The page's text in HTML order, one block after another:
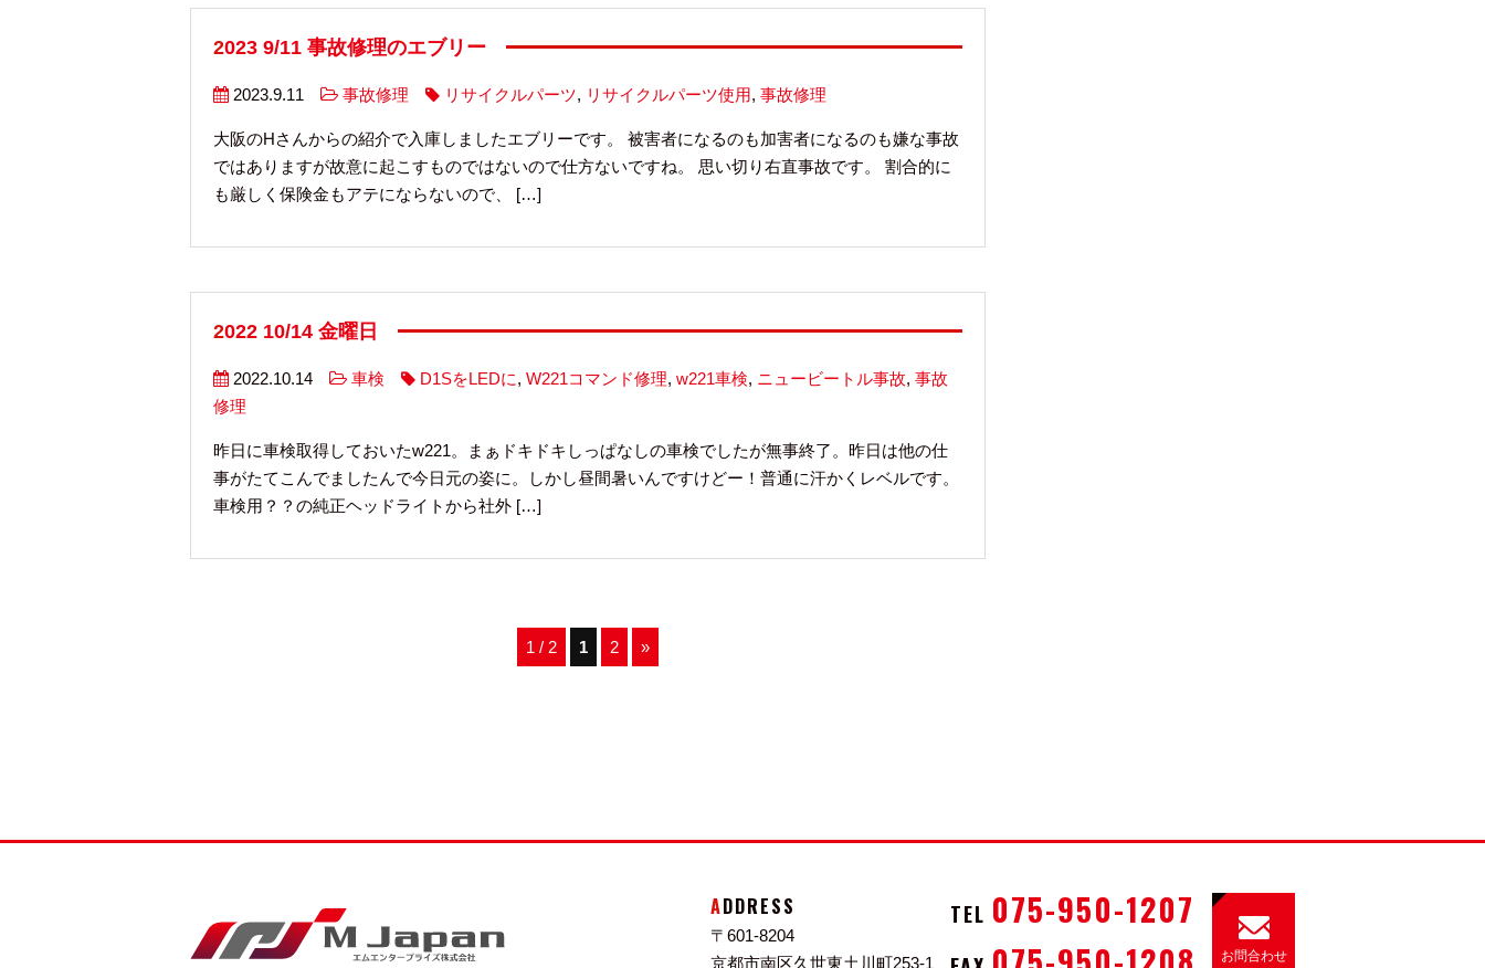
2023 9/11 事故修理のエブリー
2023.9.11 事故修理 リサイクルパーツ, リサイクルパーツ使用, 事故修理
大阪のHさんからの紹介で入庫しましたエブリーです。 被害者になるのも加害者になるのも嫌な事故
ではありますが故意に起こすものではないので仕方ないですね。 思い切り右直事故です。 割合的に
も厳しく保険金もアテにならないので、 […]
2022 10/14 金曜日
2022.10.14 車検 D1SをLEDに, W221コマンド修理, w221車検, ニュービートル事故, 事故
修理
昨日に車検取得しておいたw221。まぁドキドキしっぱなしの車検でしたが無事終了。昨日は他の仕
事がたてこんでましたんで今日元の姿に。しかし昼間暑いんですけどー！普通に汗かくレベルです。
車検用？？の純正ヘッドライトから社外 […]
1 / 2 1 2 »
ADDRESS
〒601-8204
京都市南区久世東土川町253-1
TEL 075-950-1207
お問合わせ